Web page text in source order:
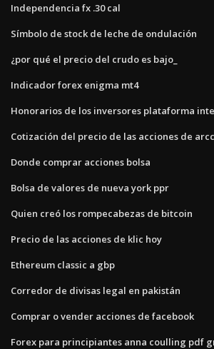
Independencia fx .30 cal
Símbolo de stock de leche de ondulación
¿por qué el precio del crudo es bajo_
Indicador forex enigma mt4
Honorarios de los inversores plataforma
Cotización del precio de las acciones de arcc
Donde comprar acciones bolsa
Bolsa de valores de nueva york ppr
Quien creó los rompecabezas de bitcoin
Precio de las acciones de klic hoy
Ethereum classic a gbp
Corredor de divisas legal en pakistán
Comprar o vender acciones de facebook
Forex para principiantes anna coulling pdf